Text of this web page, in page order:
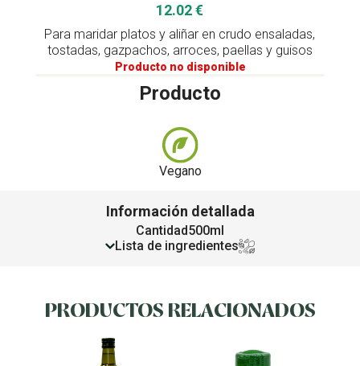
12.02 €
Para maridar platos y aliñar en crudo ensaladas,
tostadas, gazpachos, arroces, paellas y guisos
Producto no disponible
Producto
Vegano
Información detallada
Cantidad500ml
Lista de ingredientes
PRODUCTOS RELACIONADOS